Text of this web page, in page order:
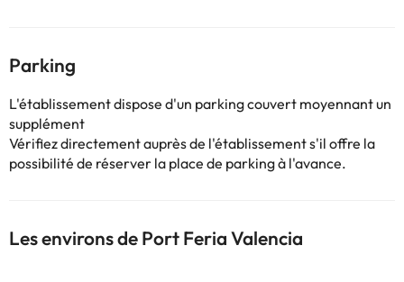
Parking
L'établissement dispose d'un parking couvert moyennant un
supplément
Vérifiez directement auprès de l'établissement s'il offre la
possibilité de réserver la place de parking à l'avance.
Les environs de Port Feria Valencia